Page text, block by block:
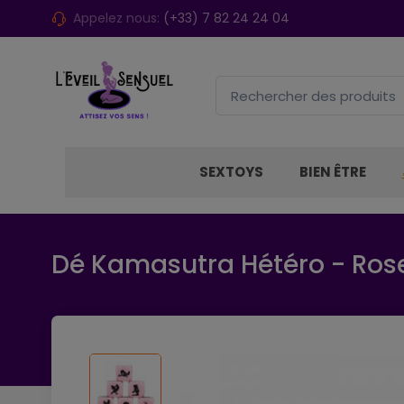
Appelez nous: (+33) 7 82 24 24 04
SEXTOYS BIEN ÊTRE
Dé Kamasutra Hétéro -